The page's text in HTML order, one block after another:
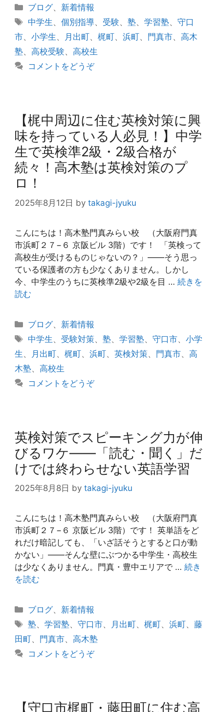
カ
テ
リ
ー
ブログ、 新着情報
タ
グ
中学生 、個別指導、 受験、塾、学習塾、守口
市、 小学生 、 月出町、 梶町、 浜町、 門真市、 高木
塾、 高校受験、 高校生
コメントをどうぞ
【梶中周辺に住む英検対策に興
味を持っている人必見！】中学
生で英検準2級・2級合格が
続々！高木塾は英検対策のプ
ロ！
2025年8月12日 by takagi-jyuku
こんにちは！高木塾門真みらい校 （大阪府門真
市浜町２７−６ 京阪ビル 3階）です！ 「英検って
高校生が受けるものじゃないの？」――そう思っ
ている保護者の方も少なくありません。しかし
今、中学生のうちに英検準2級や2級を目 … 続きを
読む
カ
テ
リ
ー
ブログ、 新着情報
タ
グ
中学生 、 受験対策、塾、学習塾、守口市、小学
生 、 月出町、 梶町、 浜町、 英検対策、 門真市、 高
木塾、 高校生
コメントをどうぞ
英検対策でスピーキング力が伸
びるワケ――「読む・聞く」だ
けでは終わらせない英語学習
2025年8月8日 by takagi-jyuku
こんにちは！高木塾門真みらい校 （大阪府門真
市浜町２７−６ 京阪ビル 3階）です！ 英単語をど
れだけ暗記しても、「いざ話そうとすると口が動
かない」——そんな壁にぶつかる中学生・高校生
は少なくありません。門真・豊中エリアで … 続き
を読む
カ
テ
リ
ー
ブログ、 新着情報
タ
グ
塾、学習塾、守口市、 月出町、梶町、浜町、藤
田町、 門真市、 高木塾
コメントをどうぞ
【守口市梶町・藤田町に住む高